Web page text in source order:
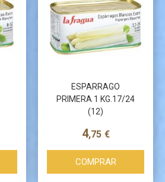
ESPARRAGO
PRIMERA 1 KG.17/24
(12)
4,75 €
COMPRAR
Más info